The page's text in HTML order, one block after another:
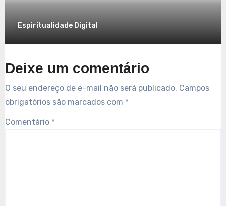
Espiritualidade Digital
Deixe um comentário
O seu endereço de e-mail não será publicado. Campos
obrigatórios são marcados com *
Comentário *